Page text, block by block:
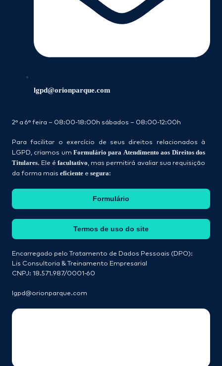
lgpd@orionparque.com
2° a 6° feira – 08:00-18:00h sábados – 08:00-12:00h
Para facilitar o exercício de seus direitos relacionados à
LGPD, criamos um Formulário para Atendimento aos Direitos dos
Titulares. Ele é facultativo, mas permitirá avaliar sua requisição
da forma mais eficiente e segura:
Formulário
Termos de uso do site
Encarregado pelo Tratamento de Dados Pessoais (DPO):
Lis Consultoria & Treinamento Empresarial
CNPJ: 18.571.987/0001-60
lgpd@orionparque.com